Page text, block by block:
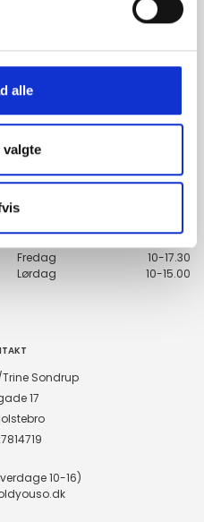
alle
valgte
Tilmeld
Tirsdag
Fredag
10-17.30
Lørdag
10-15.00
Sondrup
17
10-16)